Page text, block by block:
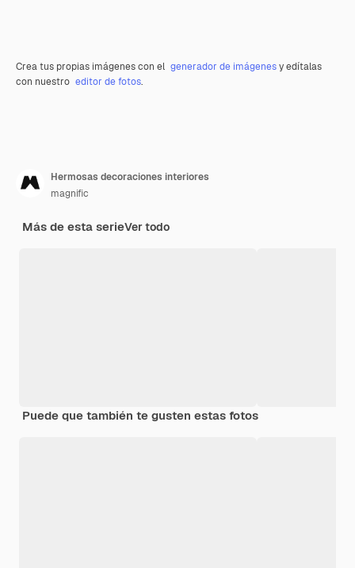
Crea tus propias imágenes con el generador de imágenesy edítalas
con nuestro editor de fotos.
Hermosas decoraciones interiores
magnific
Más de esta serieVer todo
Puede que también te gusten estas fotos